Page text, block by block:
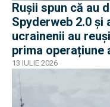
Rușii spun că au
Spyderweb 2.0
ucrainenii au
prima operațiune
Tu-95 sau Tu-22M3
13 IULIE 2026